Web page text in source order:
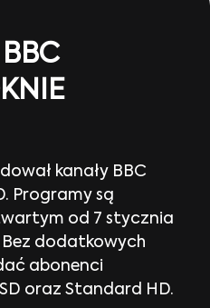
kanały BBC
Programy są
od 7 stycznia
dodatkowych
abonenci
oraz Standard HD.